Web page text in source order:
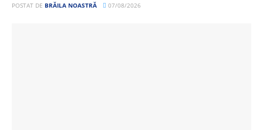
POSTAT DE BRĂILA NOASTRĂ 07/08/2026